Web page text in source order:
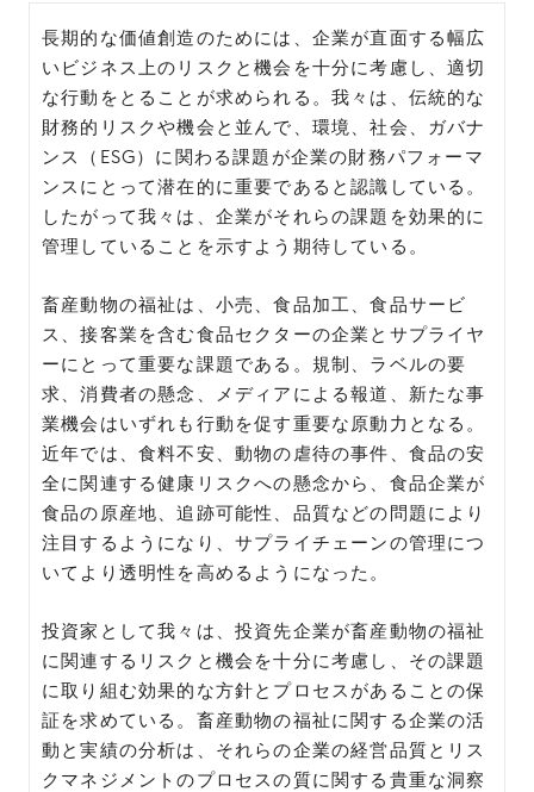
長期的な価値創造のためには、企業が直面する幅広
いビジネス上のリスクと機会を十分に考慮し、適切
な行動をとることが求められる。我々は、伝統的な
財務的リスクや機会と並んで、環境、社会、ガバナ
ンス（ESG）に関わる課題が企業の財務パフォーマ
ンスにとって潜在的に重要であると認識している。
したがって我々は、企業がそれらの課題を効果的に
管理していることを示すよう期待している。
畜産動物の福祉は、小売、食品加工、食品サービ
ス、接客業を含む食品セクターの企業とサプライヤ
ーにとって重要な課題である。規制、ラベルの要
求、消費者の懸念、メディアによる報道、新たな事
業機会はいずれも行動を促す重要な原動力となる。
近年では、食料不安、動物の虐待の事件、食品の安
全に関連する健康リスクへの懸念から、食品企業が
食品の原産地、追跡可能性、品質などの問題により
注目するようになり、サプライチェーンの管理につ
いてより透明性を高めるようになった。
投資家として我々は、投資先企業が畜産動物の福祉
に関連するリスクと機会を十分に考慮し、その課題
に取り組む効果的な方針とプロセスがあることの保
証を求めている。畜産動物の福祉に関する企業の活
動と実績の分析は、それらの企業の経営品質とリス
クマネジメントのプロセスの質に関する貴重な洞察